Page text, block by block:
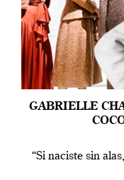
GABRIELLE
“Si naciste sin